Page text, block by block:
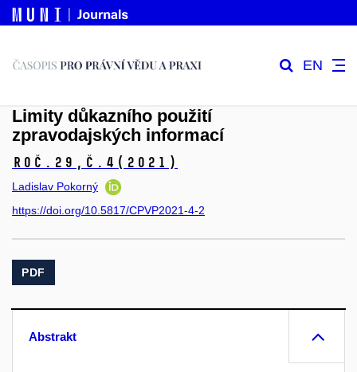
EN
Limity důkazního použití
zpravodajských informací
Roč.29, č.4 (2021)
Ladislav Pokorný
https://doi.org/10.5817/CPVP2021-4-2
PDF
Abstrakt